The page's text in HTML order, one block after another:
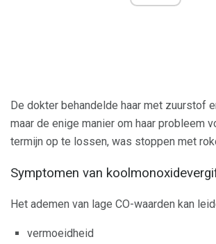
De dokter behandelde haar met zuurstof
maar de enige manier om haar probleem
termijn op te lossen, was stoppen met
Symptomen van
Het ademen van lage CO-waarden kan
vermoeidheid